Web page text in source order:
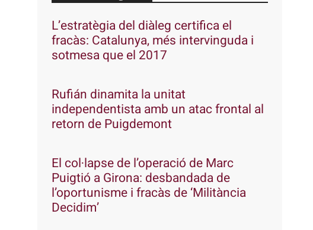
L’estratègia del diàleg certifica el
fracàs: Catalunya, més intervinguda i
sotmesa que el 2017
Rufián dinamita la unitat
independentista amb un atac frontal al
retorn de Puigdemont
El col·lapse de l’operació de Marc
Puigtió a Girona: desbandada de
l’oportunisme i fracàs de ‘Militància
Decidim’